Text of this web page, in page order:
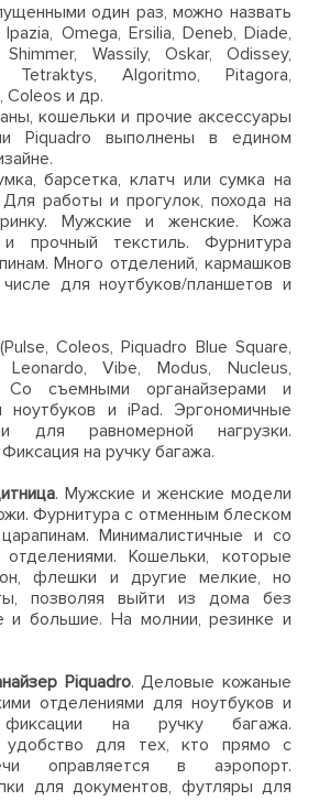
один раз, можно назвать
Omega, Ersilia, Deneb, Diade,
Wassily, Oskar, Odissey,
Tetraktys, Algoritmo, Pitagora,
и др.
кошельки и прочие аксессуары
Piquadro выполнены в едином
барсетка, клатч или сумка на
работы и прогулок, похода на
Мужские и женские. Кожа
прочный текстиль. Фурнитура
Много отделений, кармашков
для ноутбуков/планшетов и
(Pulse, Coleos, Piquadro Blue Square,
Leonardo, Vibе, Modus, Nucleus,
съемными органайзерами и
ноутбуков и iPad. Эргономичные
для равномерной нагрузки.
на ручку багажа.
. Мужские и женские модели
Фурнитура с отменным блеском
Минималистичные и со
Кошельки, которые
флешки и другие мелкие, но
позволяя выйти из дома без
и большие. На молнии, резинке и
Piquadro. Деловые кожаные
отделениями для ноутбуков и
фиксации на ручку багажа.
удобство для тех, кто прямо с
оправляется в аэропорт.
для документов, футляры для